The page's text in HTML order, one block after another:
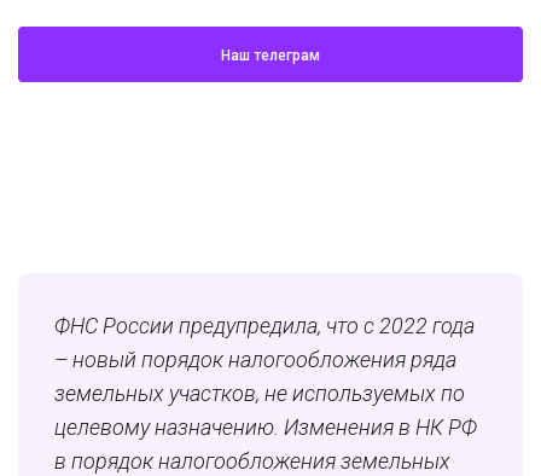
Наш телеграм
ФНС России предупредила, что с 2022 года
– новый порядок налогообложения ряда
земельных участков, не используемых по
целевому назначению. Изменения в НК РФ
в порядок налогообложения земельных